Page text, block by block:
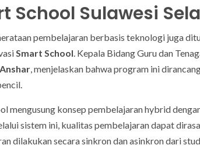
School Sulawesi
pembelajaran berbasis teknologi juga
Smart School . Kepala Bidang Guru dan
, menjelaskan bahwa program ini
mengusung konsep pembelajaran hybrid
sistem ini, kualitas pembelajaran dapat
dilakukan secara sinkron dan asinkron dari